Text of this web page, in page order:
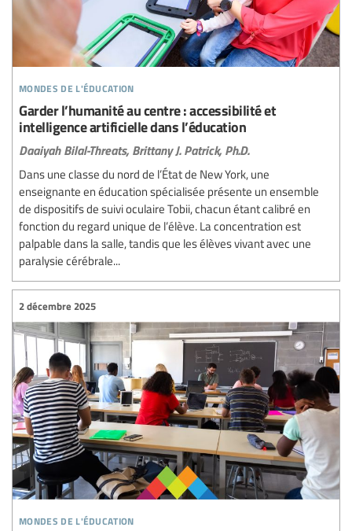
mondes de l'éducation
Garder l’humanité au centre : accessibilité et
intelligence artificielle dans l’éducation
Daaiyah Bilal-Threats, Brittany J. Patrick, Ph.D.
Dans une classe du nord de l’État de New York, une
enseignante en éducation spécialisée présente un ensemble
de dispositifs de suivi oculaire Tobii, chacun étant calibré en
fonction du regard unique de l’élève. La concentration est
palpable dans la salle, tandis que les élèves vivant avec une
paralysie cérébrale...
mondes de l'éducation
2 décembre 2025